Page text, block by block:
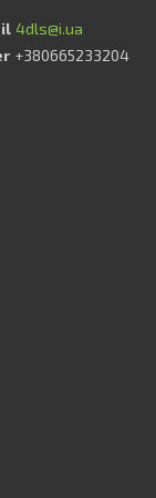
4dls@i.ua
+380665233204